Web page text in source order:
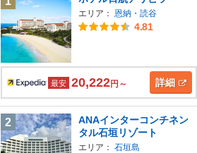
エリア： 恩納・読谷
4.81
最安 20,222円～ 詳細
2
ANAインターコンチネン
タル石垣リゾート
エリア： 石垣島